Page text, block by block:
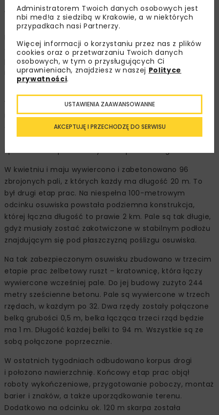
W pierwszym etapie zadaniem było wzmocnienie
terenu, żeby mógł tam w ogóle wjechać ciężki sprzęt.
grubości ok. 2 m. Wbito pionowo w grunt wzdłuż
północnej krawędzi osuwiska 25 gwoździ o długości 16 m
i średnicy 3,8 cm. Następnie połączono te gwoździe
zbrojeniem (tzw. zbrojenie oczepu) i je zabetonowano.
W tak powstałą ścianę, we wcześniej przygotowanych
miejscach, wbito pod kątem 45 stopni kolejne 24
gwoździe o maksymalnej długości 22 m. Dzięki temu
zbudowano konstrukcję, która stabilizuje teren osuwiska
W kwietniu i maju wywiercono i zabetonowano 96
zbrojonych pali, z których każdy ma długość 20 m. To
był drugi etap prac. Na niespełna 100-metrowym
odcinku osuwiska powstała podziemna konstrukcja,
której łączna długość to prawie 2 km. Pale są tak długie,
gdyż musiały zostać zakotwiczone w stabilnym podłożu
znajdującym się pod płaszczyzną poślizgu osuwiska.
Na tak zabezpieczonym osuwisku zbudowano w trzecim
etapie prac żelbetowy ruszt – kratownicę, która łączy
wywiercone wcześniej pale. Do jej budowy zużyto 244
metry sześcienne betonu. Pale są wywiercone w trzech
rzędach, w każdym po 32. Dwa rzędy zostały połączone
belką grubości 0,5 m, belka łącząca trzeci rząd będzie
ma 1 m. Długość każdej belki to 94 m. Wszystkie są ze
sobą połączone poprzecznie.
W ostatnich tygodniach odbudowano korpus drogi
i położono nawierzchnię. Końcowy etap prac objął
roboty wykończeniowe, przygotowanie poboczy, montaż
barier i znaków, a także uporządkowanie terenu.
Dodatkowo na odcinku ok. 120 m skarpa została
Administratorem Twoich danych osobowych jest
nbi med!a z siedzibą w Krakowie, a w niektórych
przypadkach nasi Partnerzy.
Więcej informacji o korzystaniu przez nas z plików
cookies oraz o przetwarzaniu Twoich danych
osobowych, w tym o przysługujących Ci
uprawnieniach, znajdziesz w naszej Polityce
prywatności.
AKCEPTUJĘ I PRZECHODZĘ DO SERWISU
USTAWIENIA ZAAWANSOWANNE